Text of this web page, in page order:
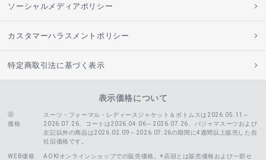
ソーシャルメディアポリシー
カスタマーハラスメントポリシー
特定商取引法に基づく表示
表示価格について
価格
スーツ・フォーマル・レディースジャケット＆ボトムスは2026.05.11～
2026.07.26、コートは2026.04.06～2026.07.26、
パジャマスーツおよび
左記以外の商品は2026.02.09～2026.07.26の期間に4週間以上販売した自
社旧価格です。
WEB価格 AOKIオンラインショップでの販売価格。※店頭とは販売価格および一部セ